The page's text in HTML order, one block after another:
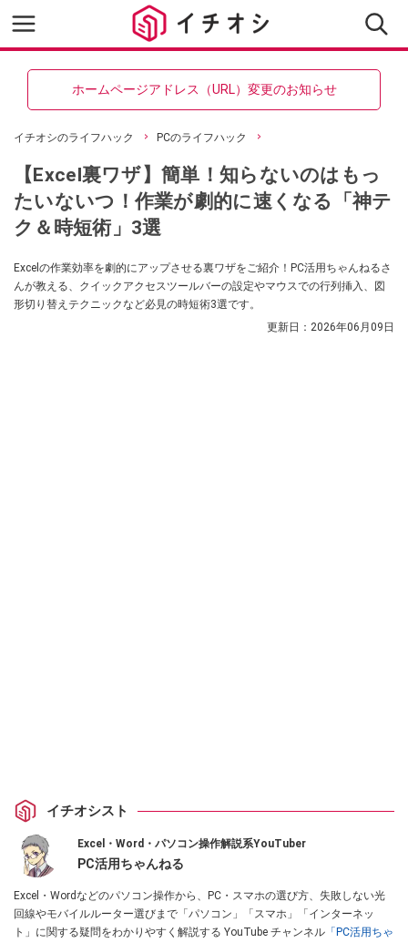
ホームページアドレス（URL）変更のお知らせ
イチオシのライフハック PCのライフハック
【Excel裏ワザ】簡単！知らないのはもっ
たいないつ！作業が劇的に速くなる「神テ
ク＆時短術」3選
Excelの作業効率を劇的にアップさせる裏ワザをご紹介！PC活用ちゃんねるさ
んが教える、クイックアクセスツールバーの設定やマウスでの行列挿入、図
形切り替えテクニックなど必見の時短術3選です。
更新日： 2026年06月09日
イチオシスト
Excel・Word・パソコン操作解説系YouTuber
PC活用ちゃんねる
Excel・Wordなどのパソコン操作から、PC・スマホの選び方、失敗しない光
回線やモバイルルーター選びまで「パソコン」「スマホ」「インターネッ
ト」に関する疑問をわかりやすく解説する YouTube チャンネル 「PC活用ちゃ